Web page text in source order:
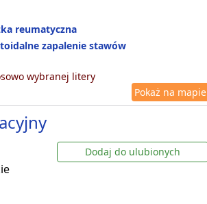
reumatyczna
zapalenie stawów
wybranej litery
Pokaż na mapie
Dodaj do ulubionych